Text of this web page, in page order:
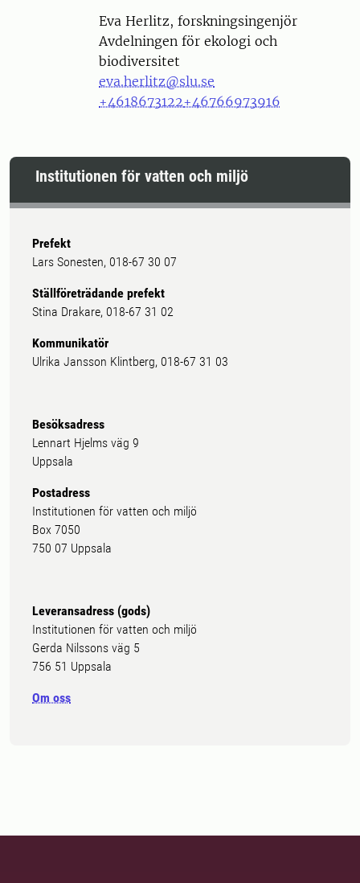
PersonEva Herlitz, forskningsingenjör
Avdelningen för ekologi och
biodiversitet
eva.herlitz@slu.se
+4618673122+46766973916
Institutionen för vatten och miljö
Prefekt
Lars Sonesten, 018-67 30 07
Ställföreträdande prefekt
Stina Drakare, 018-67 31 02
Kommunikatör
Ulrika Jansson Klintberg, 018-67 31 03
Besöksadress
Lennart Hjelms väg 9
Uppsala
Postadress
Institutionen för vatten och miljö
Box 7050
750 07 Uppsala
Leveransadress (gods)
Institutionen för vatten och miljö
Gerda Nilssons väg 5
756 51 Uppsala
Om oss